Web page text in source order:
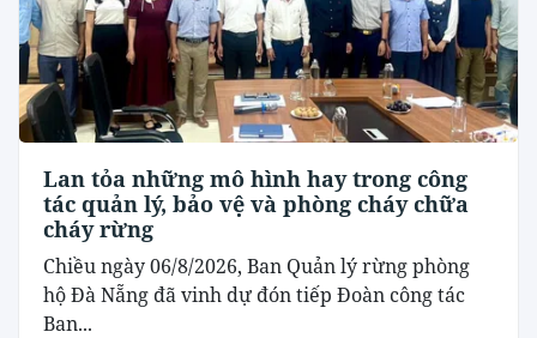
Lan tỏa những mô hình hay trong công
tác quản lý, bảo vệ và phòng cháy chữa
cháy rừng
Chiều ngày 06/8/2026, Ban Quản lý rừng phòng
hộ Đà Nẵng đã vinh dự đón tiếp Đoàn công tác
Ban...